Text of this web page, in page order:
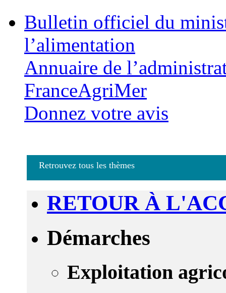
Bulletin officiel du
l’alimentation
Annuaire de
FranceAgriMer
Donnez votre avis
Retrouvez tous les thèmes
RETOUR À
Démarches
Exploitation